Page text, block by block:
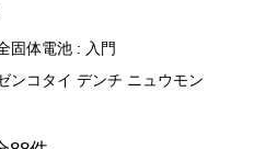
固体電池 : 入門
ンコタイ デンチ ニュウモン